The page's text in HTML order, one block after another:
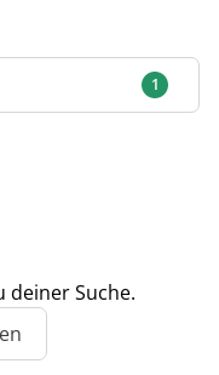
1
deiner Suche.